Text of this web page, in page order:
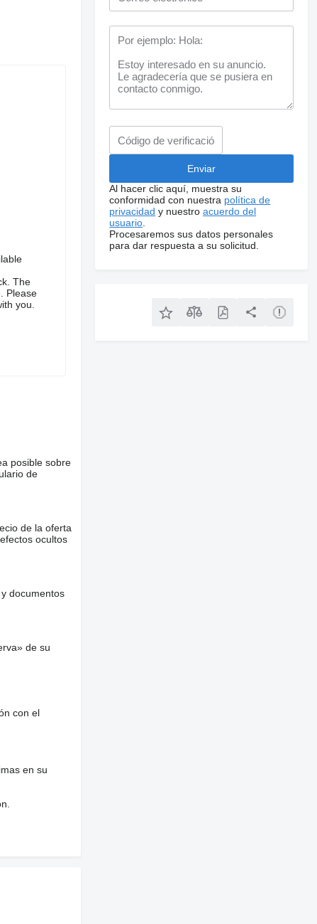
The
Please
you.
posible sobre
de
de la oferta
ocultos
documentos
de su
con el
en su
Al hacer clic aquí, muestra su
conformidad con nuestra política de
privacidad y nuestroacuerdo del
usuario
Procesaremos sus datos personales
para dar respuesta a su solicitud.